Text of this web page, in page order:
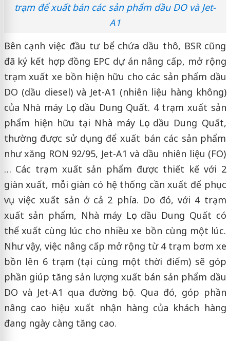
trạm để xuất bán các sản phẩm dầu DO và Jet-
A1
Bên cạnh việc đầu tư bể chứa dầu thô, BSR cũng
đã ký kết hợp đồng EPC dự án nâng cấp, mở rộng
trạm xuất xe bồn hiện hữu cho các sản phẩm dầu
DO (dầu diesel) và Jet-A1 (nhiên liệu hàng không)
của Nhà máy Lọc dầu Dung Quất. 4 trạm xuất sản
phẩm hiện hữu tại Nhà máy Lọc dầu Dung Quất,
thường được sử dụng để xuất bán các sản phẩm
như xăng RON 92/95, Jet-A1 và dầu nhiên liệu (FO)
… Các trạm xuất sản phẩm được thiết kế với 2
giàn xuất, mỗi giàn có hệ thống cần xuất để phục
vụ việc xuất sản ở cả 2 phía. Do đó, với 4 trạm
xuất sản phẩm, Nhà máy Lọc dầu Dung Quất có
thể xuất cùng lúc cho nhiều xe bồn cùng một lúc.
Như vậy, việc nâng cấp mở rộng từ 4 trạm bơm xe
bồn lên 6 trạm (tại cùng một thời điểm) sẽ góp
phần giúp tăng sản lượng xuất bán sản phẩm dầu
DO và Jet-A1 qua đường bộ. Qua đó, góp phần
nâng cao hiệu xuất nhận hàng của khách hàng
đang ngày càng tăng cao.